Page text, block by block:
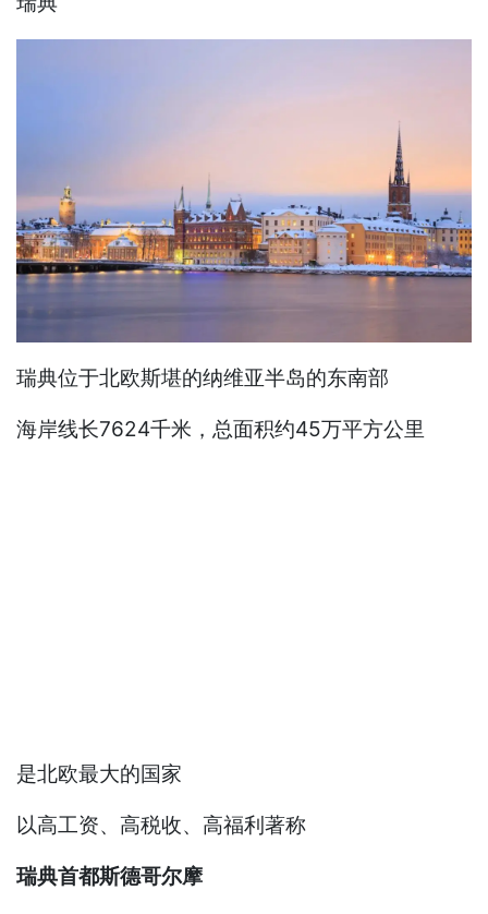
瑞典位于北欧斯堪的纳维亚半岛的东南部
海岸线长7624千米，总面积约45万平方公里
是北欧最大的国家
以高工资、高税收、高福利著称
瑞典首都斯德哥尔摩